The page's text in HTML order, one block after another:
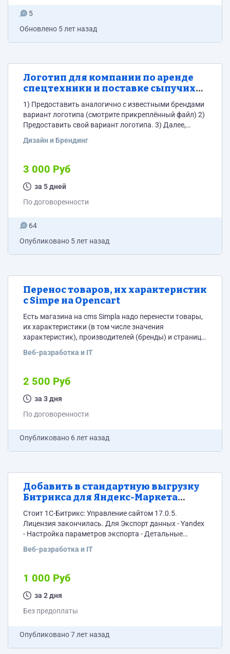
5
Обновлено 5 лет назад
Логотип для компании по аренде
спецтехники и поставке сыпучих
материалов
1) Предоставить аналогично с известными брендами
вариант логотипа (смотрите прикреплённый файл) 2)
Предоставить свой вариант логотипа. 3) Далее,
4) Итоговый логотип имеет: a. Три варианта:
(название компании+ слоган) b. Представлен в
векторном (масштабируется без потери качества) и
растровом формате c. Палитра цветов в CMYK и RGB
Дизайн и Брендинг
3 000 Руб
за 5 дней
По договоренности
64
Опубликовано 5 лет назад
Перенос товаров, их характеристик
с Simpe на Opencart
Есть магазина на cms Simpla надо перенести товары,
их характеристики (в том числе значения
характеристик), производителей (бренды) и страницы
заголовок страницы 2) h1 - заголовок текстовый 3)
текстовая информация Товаров около 1500 и надо
перенести через базу данных, не по одному! Сайт:
https://santehlist.ru/ Переносим сначала...
Веб-разработка и IT
2 500 Руб
за 3 дня
По договоренности
Опубликовано 6 лет назад
Добавить в стандартную выгрузку
Битрикса для Яндекс-Маркета
дополнительное поле
Стоит 1С-Битрикс: Управление сайтом 17.0.5.
Лицензия закончилась. Для Экспорт данных - Yandex
- Настройка параметров экспорта - Детальные
в "Дополнительные свойства для выгрузки" к каждой
которая будет по умолчанию пустая и пользователь
будет сам заполнять её значение (должна выводится
рядом с param) Какая сейчас выгрузка: <param
name="вес" unit="кг">10</param>, если...
Веб-разработка и IT
1 000 Руб
за 2 дня
Без предоплаты
Опубликовано7 лет назад